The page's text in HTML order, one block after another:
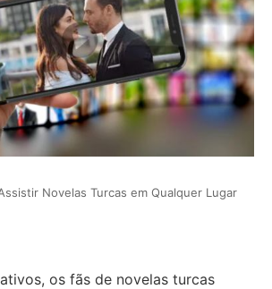
Novelas Turcas em Qualquer Lugar
os fãs de novelas turcas